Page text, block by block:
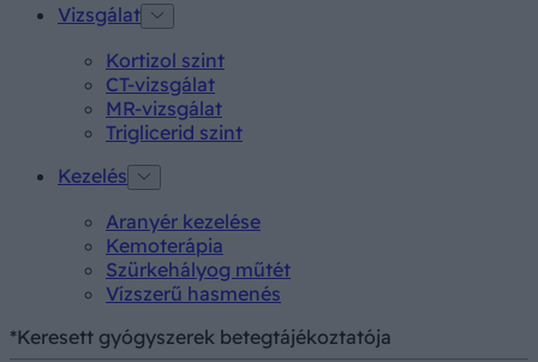
Vizsgálat
Kortizol szint
CT-vizsgálat
MR-vizsgálat
Triglicerid szint
Kezelés
Aranyér kezelése
Kemoterápia
Szürkehályog műtét
Vízszerű hasmenés
*Keresett gyógyszerek betegtájékoztatója